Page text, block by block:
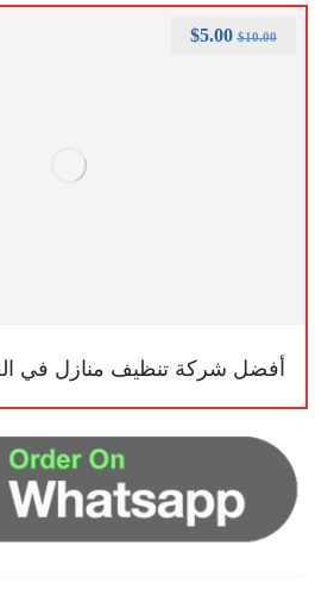
أفضل شركة تنظيف منازل في العين
$10.00
$5.00